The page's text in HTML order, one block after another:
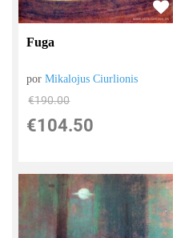
Fuga
porMikalojus Ciurlionis
€190.00
€104.50